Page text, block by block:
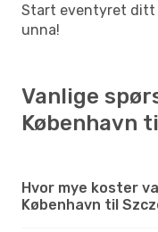
Start eventyret ditt
unna!
Vanlige
København
Hvor mye koster
København til